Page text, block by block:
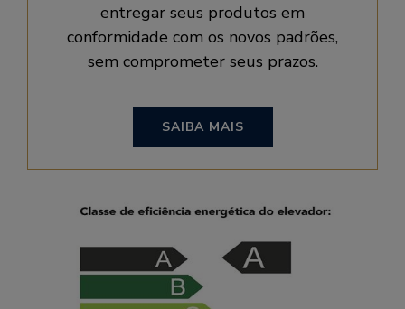
entregar seus produtos em
conformidade com os novos padrões,
sem comprometer seus prazos.
SAIBA MAIS